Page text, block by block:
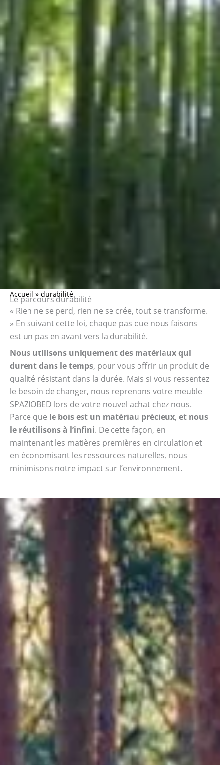
Accueil » durabilité
Le parcours durabilité
« Rien ne se perd, rien ne se crée, tout se transforme.
» En suivant cette loi, chaque pas que nous faisons
est un pas en avant vers la durabilité.
Nous utilisons uniquement des matériaux qui
durent dans le temps, pour vous offrir un produit de
qualité résistant dans la durée. Mais si vous ressentez
le besoin de changer, nous reprenons votre meuble
SPAZIOBED lors de votre nouvel achat chez nous.
Parce que le bois est un matériau précieux, et nous
le réutilisons à l’infini. De cette façon, en
maintenant les matières premières en circulation et
en économisant les ressources naturelles, nous
minimisons notre impact sur l’environnement.